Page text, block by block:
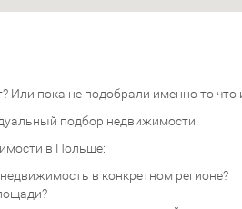
Или пока не подобрали именно то что
подбор недвижимости.
в Польше:
в конкретном регионе?